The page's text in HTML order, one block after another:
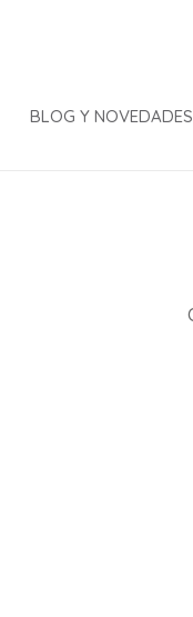
BLOG Y NOVEDADES